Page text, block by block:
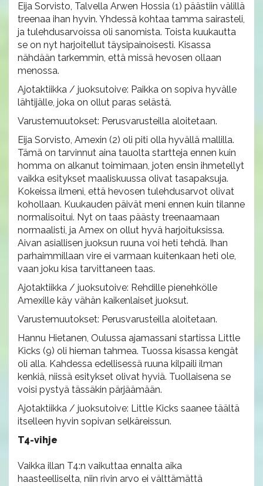
Eija Sorvisto, Talvella Arwen Hossia (1) päästiin välillä
treenaa ihan hyvin. Yhdessä kohtaa tamma sairasteli,
ja tulehdusarvoissa oli sanomista. Toista kuukautta
se on nyt harjoitellut täysipainoisesti. Kisassa
nähdään tarkemmin, että missä hevosen ollaan
menossa.
Ajotaktiikka / juoksutoive: Paikka on sopiva hyvälle
lähtijälle, joka on ollut paras selästä.
Varustemuutokset: Perusvarusteilla aloitetaan.
Eija Sorvisto, Amexin (2) oli piti olla hyvällä mallilla.
Tämä on tarvinnut aina tauolta startteja ennen kuin
homma on alkanut toimimaan, joten ensin ihmetellyt
vaikka esitykset maaliskuussa olivat tasapaksuja.
Kokeissa ilmeni, että hevosen tulehdusarvot olivat
kohollaan. Kuukauden päivät meni ennen kuin tilanne
normalisoitui. Nyt on taas päästy treenaamaan
normaalisti, ja Amex on ollut hyvä harjoituksissa.
Aivan asiallisen juoksun ruuna voi heti tehdä. Ihan
parhaimmillaan vire ei varmaan kuitenkaan heti ole,
vaan joku kisa tarvittaneen taas.
Ajotaktiikka / juoksutoive: Rehdille pienehkölle
Amexille käy vähän kaikenlaiset juoksut.
Varustemuutokset: Perusvarusteilla aloitetaan.
Hannu Hietanen, Oulussa ajamassani startissa Little
Kicks (9) oli hieman tahmea. Tuossa kisassa kengät
oli alla. Kahdessa edellisessä ruuna kilpaili ilman
kenkiä, niissä esitykset olivat hyviä. Tuollaisena se
voisi pystyä tässäkin pärjäämään.
Ajotaktiikka / juoksutoive: Little Kicks saanee täältä
itselleen hyvin sopivan selkäreissun.
T4-vihje
Vaikka illan T4:n vaikuttaa ennalta aika
haasteelliselta, niin rivin arvo ei välttämättä